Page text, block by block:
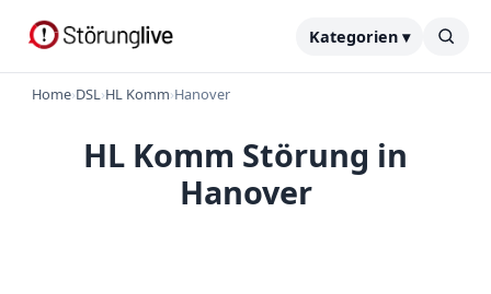
Kategorien ▾
Home›DSL›HL Komm›Hanover
HL Komm Störung in
Hanover